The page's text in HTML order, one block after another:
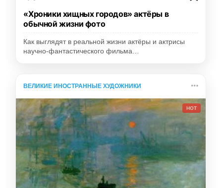
«Хроники хищных городов» актёры в
обычной жизни фото
Как выглядят в реальной жизни актёры и актрисы
научно-фантастического фильма…
ВЕЛИКИЕ ИНОСТРАННЫЕ ХУДОЖНИКИ
HOT